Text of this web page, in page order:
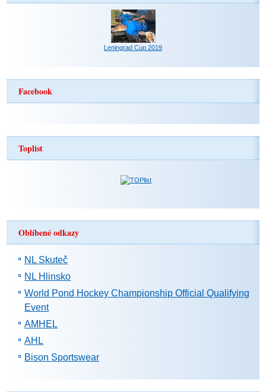
Leningrad Cup 2019
Facebook
Toplist
Oblíbené odkazy
NL Skuteč
NL Hlinsko
World Pond Hockey Championship Official Qualifying
Event
AMHEL
AHL
Bison Sportswear